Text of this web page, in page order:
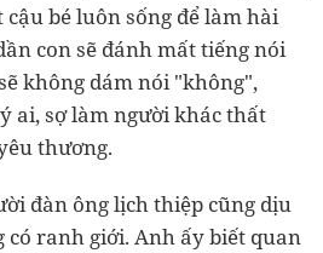
bé luôn sống để làm hài
con sẽ đánh mất tiếng nói
không dám nói "không",
ai, sợ làm người khác thất
thương.
đàn ông lịch thiệp cũng dịu
có ranh giới. Anh ấy biết quan